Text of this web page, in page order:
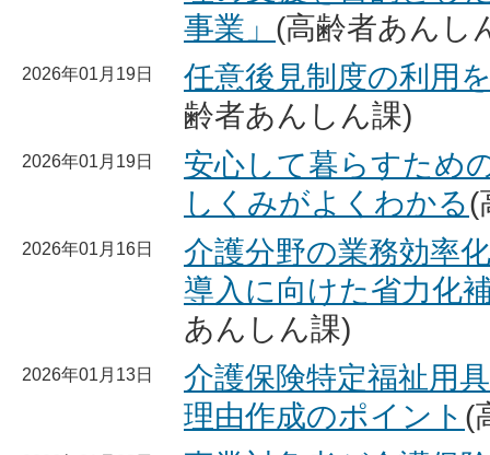
事業」 (高齢者あんし
2026年01月19日
任意後見制度の利用
齢者あんしん課)
2026年01月19日
安心して暮らすため
しくみがよくわかる(
2026年01月16日
介護分野の業務効率
導入に向けた省力化
あんしん課)
2026年01月13日
介護保険特定福祉用
理由作成のポイント (